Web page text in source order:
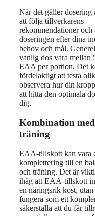
När det gäller dosering
att följa tillverkarens
rekommendationer och
doseringen efter dina
behov och mål.
vanlig dos vara mellan
EAA per portion. Det
fördelaktigt att testa
observera hur din
att hitta den optimala
dig.
Kombination
träning
EAA-tillskott kan vara
komplettering till en
och träning. Det är
ihåg att EAA-tillskott
en näringsrik kost, utan
fungera som ett
säkerställa att du får